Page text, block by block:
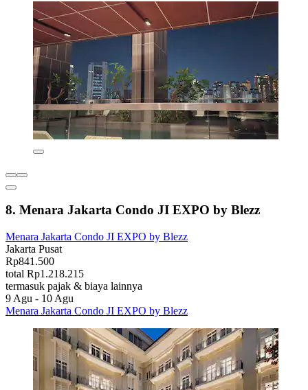
8. Menara Jakarta Condo JI EXPO by Blezz
Menara Jakarta Condo JI EXPO by Blezz
Jakarta Pusat
Rp841.500
total Rp1.218.215
termasuk pajak & biaya lainnya
9 Agu - 10 Agu
Menara Jakarta Condo JI EXPO by Blezz